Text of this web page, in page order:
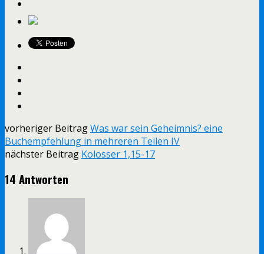
vorheriger BeitragWas war sein Geheimnis? eine
Buchempfehlung in mehreren Teilen IV
nächster Beitrag Kolosser 1,15-17
14 Antworten